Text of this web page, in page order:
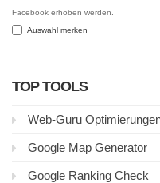
Facebook erhoben werden.
Auswahl merken
TOP TOOLS
Web-Guru
Google Map Generator
Google Ranking Check